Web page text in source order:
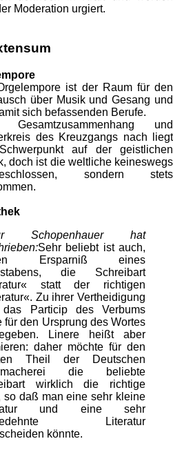
Moderation urgiert.
ist der Raum für den
über Musik und Gesang und
sich befassenden Berufe.
Gesamtzusammenhang und
des Kreuzgangs nach liegt
auf der geistlichen
doch ist die weltliche keineswegs
sondern stets
Schopenhauer hat
Sehr beliebt ist auch,
Ersparniß eines
die Schreibart
statt der richtigen
Zu ihrer Vertheidigung
Particip des Verbums
für den Ursprung des Wortes
Linere heißt aber
daher möchte für den
Theil der Deutschen
die beliebte
wirklich die richtige
so daß man eine sehr kleine
und eine sehr
Literatur
könnte.